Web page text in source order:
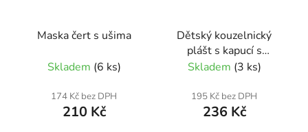
Maska čert s ušima
Skladem (6 ks)
174 Kč bez DPH
210 Kč
Dětský kouzelnický
plášt s kapucí s
kravatou a brýlemi
Skladem (3 ks)
195 Kč bez DPH
236 Kč